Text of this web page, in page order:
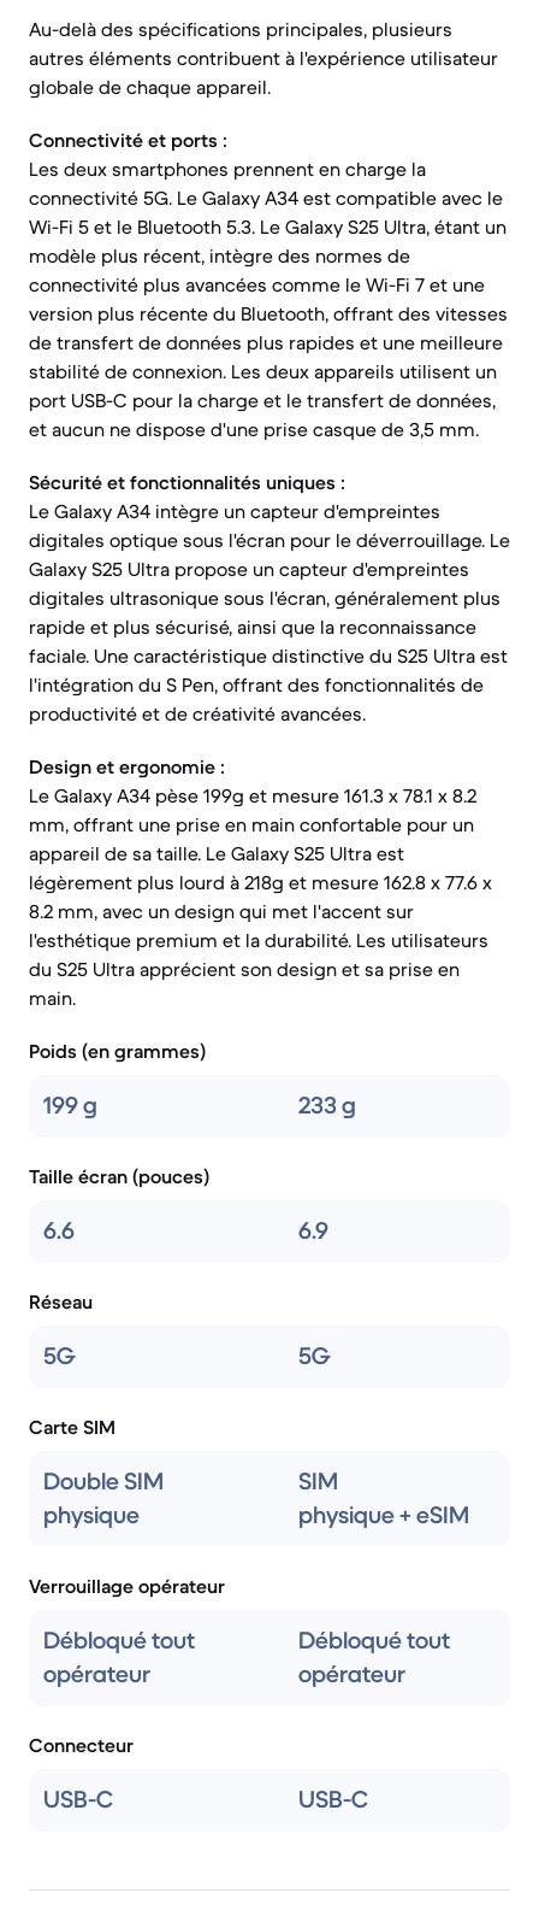
Au-delà des spécifications principales, plusieurs
autres éléments contribuent à l'expérience utilisateur
globale de chaque appareil.
Connectivité et ports :
Les deux smartphones prennent en charge la
connectivité 5G. Le Galaxy A34 est compatible avec le
Wi-Fi 5 et le Bluetooth 5.3. Le Galaxy S25 Ultra, étant un
modèle plus récent, intègre des normes de
connectivité plus avancées comme le Wi-Fi 7 et une
version plus récente du Bluetooth, offrant des vitesses
de transfert de données plus rapides et une meilleure
stabilité de connexion. Les deux appareils utilisent un
port USB-C pour la charge et le transfert de données,
et aucun ne dispose d'une prise casque de 3,5 mm.
Sécurité et fonctionnalités uniques :
Le Galaxy A34 intègre un capteur d'empreintes
digitales optique sous l'écran pour le déverrouillage. Le
Galaxy S25 Ultra propose un capteur d'empreintes
digitales ultrasonique sous l'écran, généralement plus
rapide et plus sécurisé, ainsi que la reconnaissance
faciale. Une caractéristique distinctive du S25 Ultra est
l'intégration du S Pen, offrant des fonctionnalités de
productivité et de créativité avancées.
Design et ergonomie :
Le Galaxy A34 pèse 199g et mesure 161.3 x 78.1 x 8.2
mm, offrant une prise en main confortable pour un
appareil de sa taille. Le Galaxy S25 Ultra est
légèrement plus lourd à 218g et mesure 162.8 x 77.6 x
8.2 mm, avec un design qui met l'accent sur
l'esthétique premium et la durabilité. Les utilisateurs
du S25 Ultra apprécient son design et sa prise en
main.
Poids (en grammes)
199 g 233 g
Taille écran (pouces)
6.6 6.9
Réseau
5G 5G
Carte SIM
Double SIM
physique
SIM
physique + eSIM
Verrouillage opérateur
Débloqué tout
opérateur
Débloqué tout
opérateur
Connecteur
USB-C USB-C